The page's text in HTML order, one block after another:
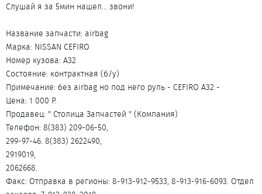
Слушай я за 5мин нашел... звони!
Название запчасти: airbag
Марка: NISSAN CEFIRO
Номер кузова: A32
Состояние: контрактная (б/у)
Примечание: без airbag но под него руль - CEFIRO A32 -
Цена: 1 000 Р.
Продавец: " Столица Запчастей " (Компания)
Телефон: 8(383) 209-06-50,
299-97-46. 8(383) 2622490,
2919019,
2062668.
Факс: Отправка в регионы: 8-913-912-9533, 8-913-916-6093. Отдел